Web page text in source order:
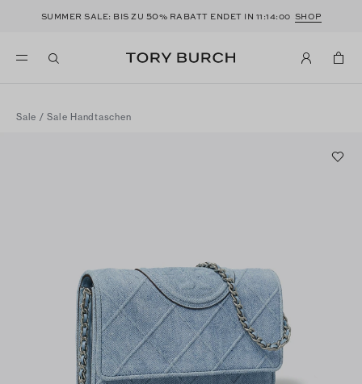
SUMMER SALE: BIS ZU 50% RABATT ENDET IN 11:13:59 SHOP
Sale /Sale Handtaschen